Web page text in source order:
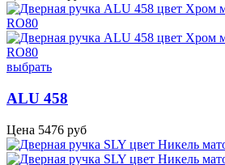
выбрать
ALU 458
Цена 5476 руб